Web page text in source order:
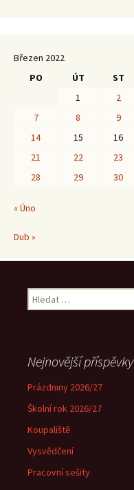
Březen 2022
PO
ÚT ST
1
2
7
8 9
14
15 16
21
22 23
28
29 30
« Úno
Dub »
Vyhledávání
Nejnovější příspěvky
Prázdniny 2026/27
Školní rok 2026/27
Koupaliště
Vysvědčení
Pracovní sešity